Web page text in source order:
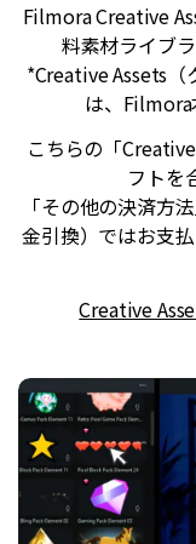
Filmora Creative
料素材ライブ
*Creative Assets（
は、Filmora
こちらの「
フトを
「その他の決済方
金引換）ではお支
Creative